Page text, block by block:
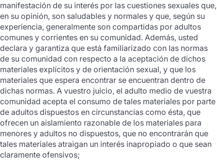
manifestación de su interés por las cuestiones sexuales que,
en su opinión, son saludables y normales y que, según su
experiencia, generalmente son compartidas por adultos
comunes y corrientes en su comunidad. Además, usted
declara y garantiza que está familiarizado con las normas
de su comunidad con respecto a la aceptación de dichos
materiales explícitos y de orientación sexual, y que los
materiales que espera encontrar se encuentran dentro de
dichas normas. A vuestro juicio, el adulto medio de vuestra
comunidad acepta el consumo de tales materiales por parte
de adultos dispuestos en circunstancias como ésta, que
ofrecen un aislamiento razonable de los materiales para
menores y adultos no dispuestos, que no encontrarán que
tales materiales atraigan un interés inapropiado o que sean
claramente ofensivos;